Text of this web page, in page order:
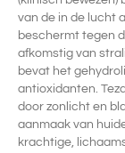
van de in de lucht
beschermt tegen
afkomstig van
bevat het
antioxidanten.
door zonlicht en
aanmaak van
krachtige,